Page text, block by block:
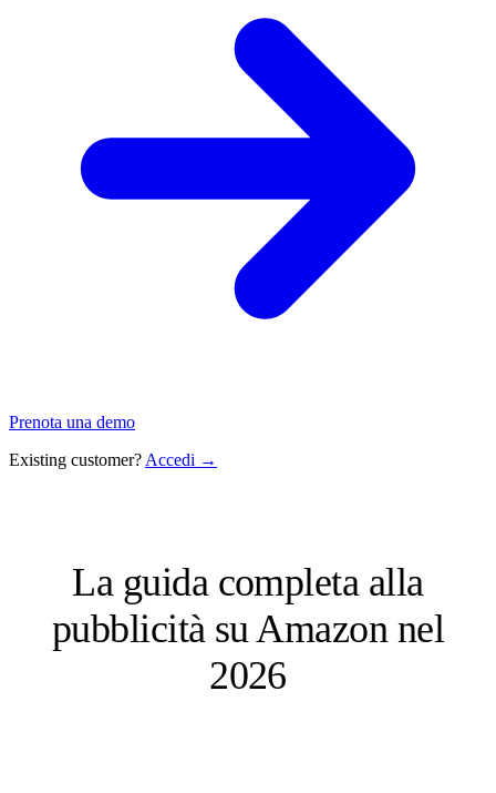
Prenota una demo
Existing customer? Accedi →
La guida completa alla
pubblicità su Amazon nel
2026